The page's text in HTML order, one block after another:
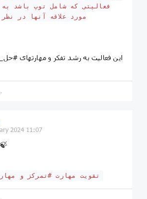
فعالیتی که شامل توپ باشد
مورد علاقه آنها در
این فعالیت به رشد تفکر و مهارتهای
2024 11:07
تقویت مهارت #تمرکز و